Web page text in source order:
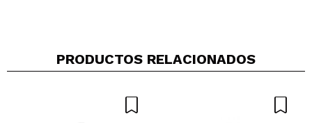
PRODUCTOS RELACIONADOS